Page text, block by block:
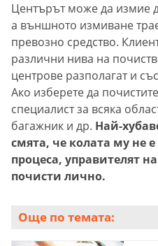
Центърът може да измие
а външното измиване
превозно средство.
различни нива на
центрове разполагат и
Ако изберете да
специалист за всяка
багажник и др. Най-
смята, че колата му не
процеса, управителят
почисти лично.
Още по темата: